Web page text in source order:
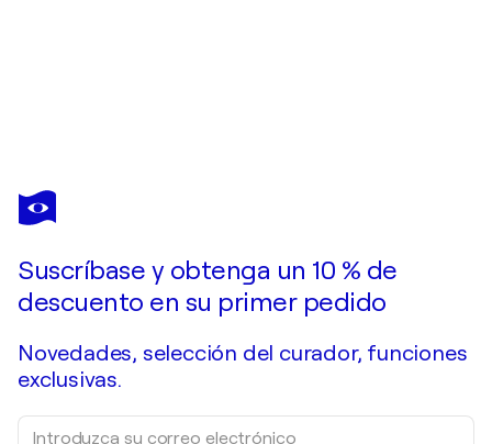
MARLINA
VERA
Pide una obra por encargo
Suscríbase y obtenga un 10 % de
descuento en su primer pedido
Novedades, selección del curador, funciones
exclusivas.